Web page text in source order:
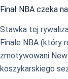
Finał NBA czeka
Stawka tej
Finale NBA (który
zmotywowani
koszykarskiego